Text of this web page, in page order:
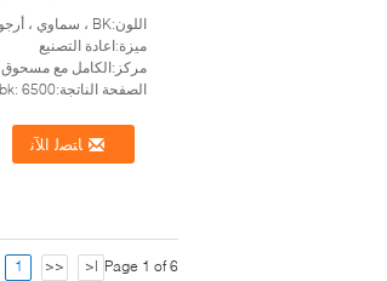
اللون:BK ، سماوي ، أرجواني ، أصفر
ميزة:اعادة التصنيع
مركز:الكامل مع مسحوق
الصفحة الناتجة:bk: 6500 ، اللون: 6000
Page 1 of 6
|<
<<
1